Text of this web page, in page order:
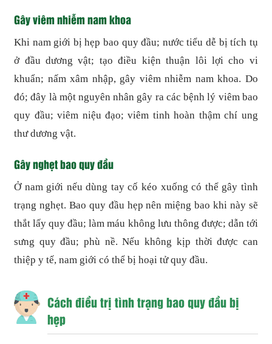
Gây viêm nhiễm nam khoa
Khi nam giới bị hẹp bao quy đầu; nước tiểu dễ bị tích tụ
ở đầu dương vật; tạo điều kiện thuận lôi lợi cho vi
khuẩn; nấm xâm nhập, gây viêm nhiễm nam khoa. Do
đó; đây là một nguyên nhân gây ra các bệnh lý viêm bao
quy đầu; viêm niệu đạo; viêm tinh hoàn thậm chí ung
thư dương vật.
Gây nghẹt bao quy đầu
Ở nam giới nếu dùng tay cố kéo xuống có thể gây tình
trạng nghẹt. Bao quy đầu hẹp nên miệng bao khi này sẽ
thắt lấy quy đầu; làm máu không lưu thông được; dẫn tới
sưng quy đầu; phù nề. Nếu không kịp thời được can
thiệp y tế, nam giới có thể bị hoại tử quy đầu.
Cách điều trị tình trạng bao quy đầu bị
hẹp